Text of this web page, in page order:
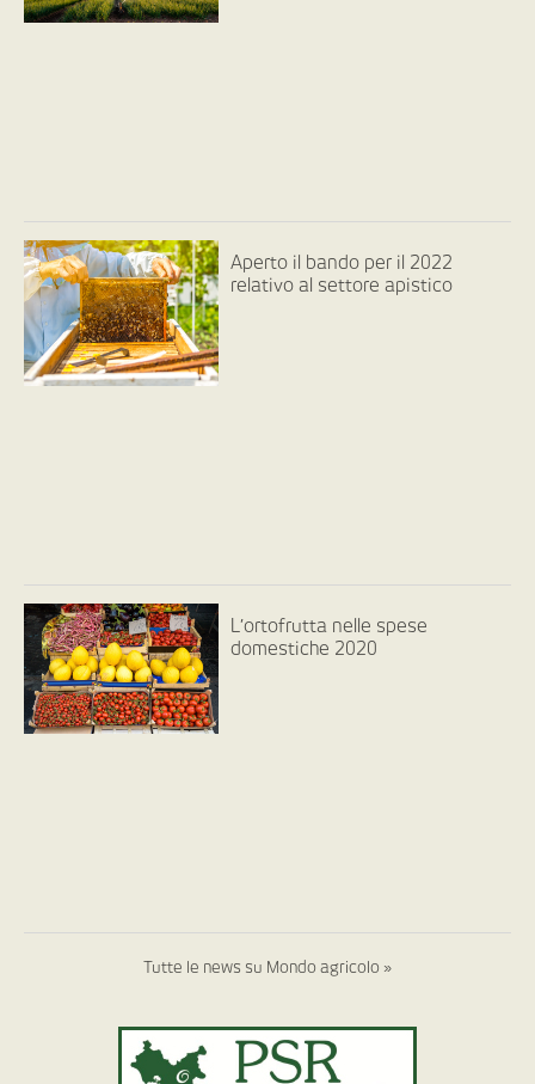
Aperto il bando per il 2022
relativo al settore apistico
L’ortofrutta nelle spese
domestiche 2020
Tutte le news su Mondo agricolo »